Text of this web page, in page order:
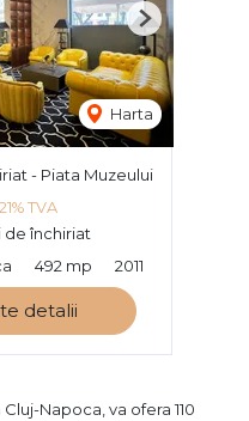
Harta
Next
- Piata Muzeului
TVA
de închiriat
492 mp 2011
detalii
Napoca, va ofera 110